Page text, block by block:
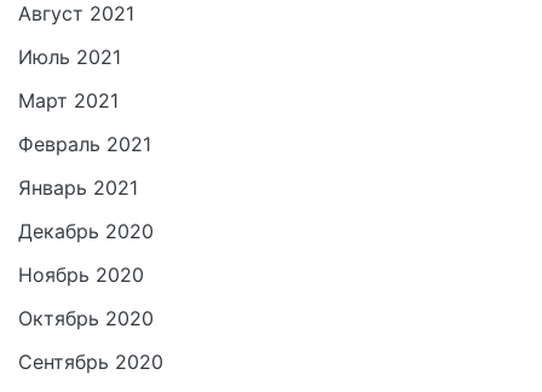
Август 2021
Июль 2021
Март 2021
Февраль 2021
Январь 2021
Декабрь 2020
Ноябрь 2020
Октябрь 2020
Сентябрь 2020